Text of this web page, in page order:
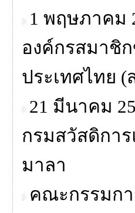
1 พฤษภาคม
องค์กรสมาชิ
ประเทศไทย (
21 มีนาคม
กรมสวัสดิกา
มาลา
คณะกรรมก